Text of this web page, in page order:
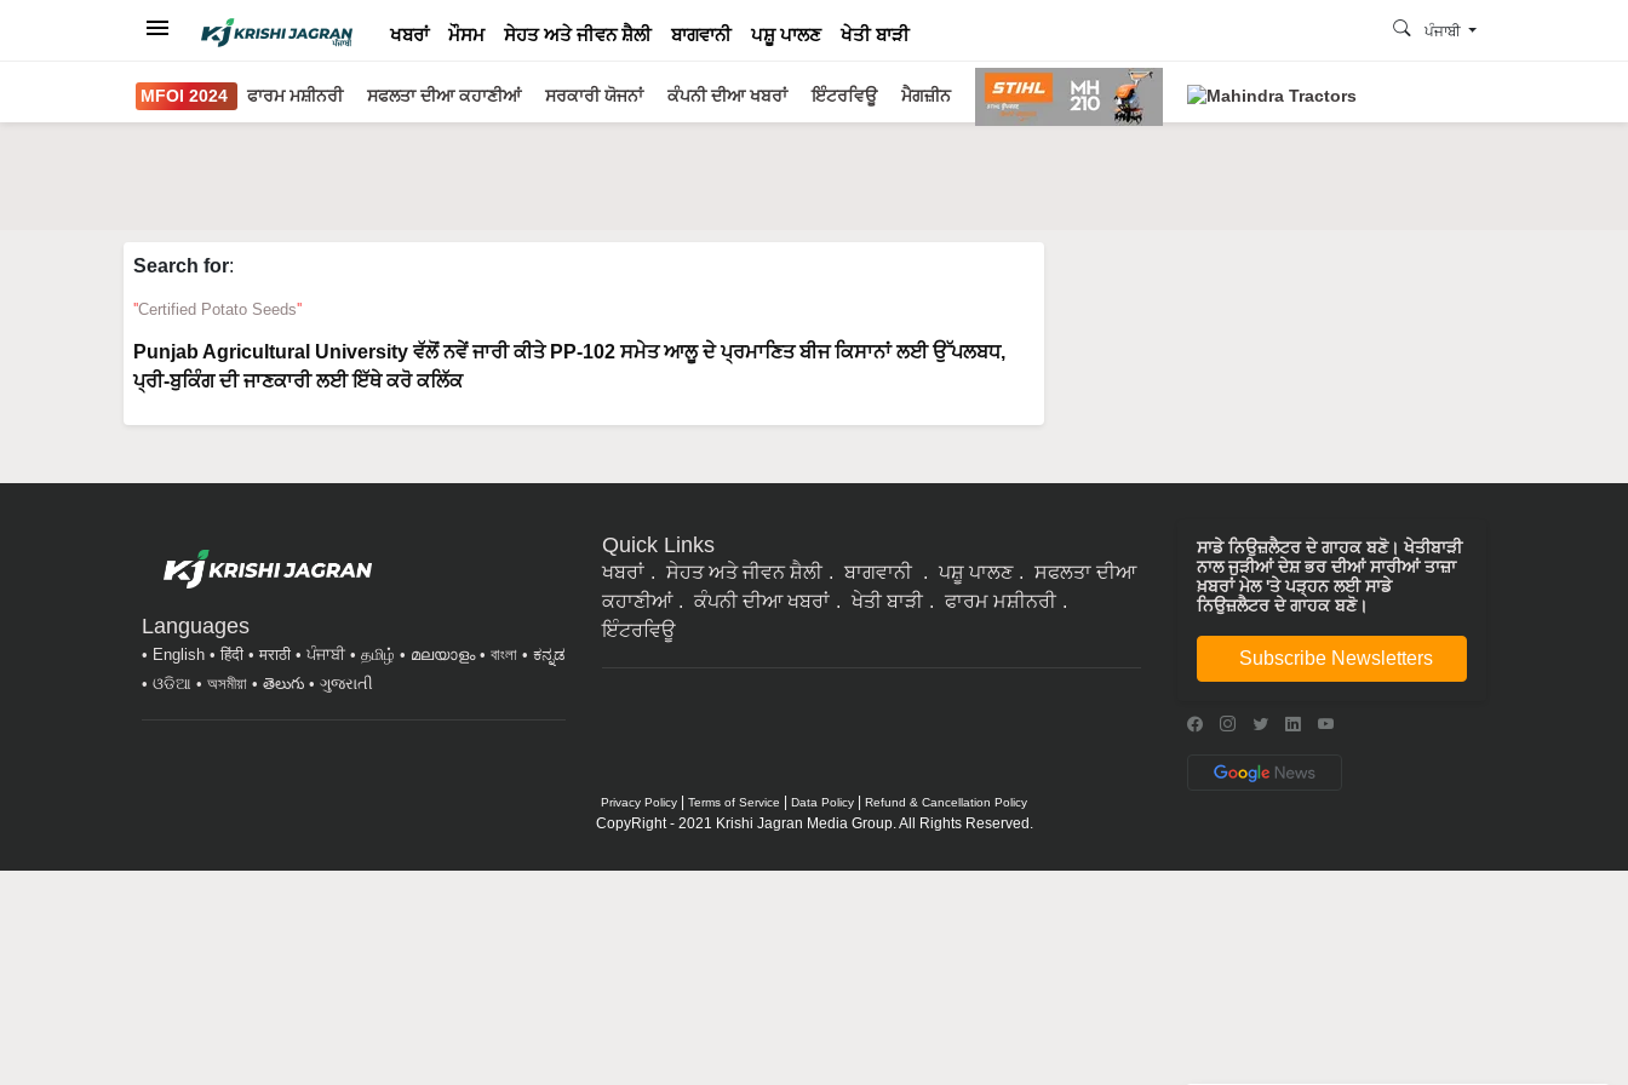
ਖਬਰਾਂ ਮੌਸਮ ਸੇਹਤ ਅਤੇ ਜੀਵਨ ਸ਼ੈਲੀ ਬਾਗਵਾਨੀ ਪਸ਼ੂ ਪਾਲਣ ਖੇਤੀ ਬਾੜੀ ਪੰਜਾਬੀ
MFOI 2024 ਫਾਰਮ ਮਸ਼ੀਨਰੀ ਸਫਲਤਾ ਦੀਆ ਕਹਾਣੀਆਂ ਸਰਕਾਰੀ ਯੋਜਨਾਂ ਕੰਪਨੀ ਦੀਆ ਖਬਰਾਂ ਇੰਟਰਵਿਊ ਮੈਗਜ਼ੀਨ
Search for:
Certified Potato Seeds
Punjab Agricultural University ਵੱਲੋਂ ਨਵੇਂ ਜਾਰੀ ਕੀਤੇ PP-102 ਸਮੇਤ ਆਲੂ ਦੇ ਪ੍ਰਮਾਣਿਤ ਬੀਜ ਕਿਸਾਨਾਂ ਲਈ ਉੱਪਲਬਧ,
ਪ੍ਰੀ-ਬੁਕਿੰਗ ਦੀ ਜਾਣਕਾਰੀ ਲਈ ਇੱਥੇ ਕਰੋ ਕਲਿੱਕ
Languages
English हिंदी मराठी ਪੰਜਾਬੀ தமிழ் മലയാളം বাংলা
ಕನ್ನಡ
ଓଡିଆ
অসমীয়া తెలుగు ગુજરાતી
Quick Links
ਖਬਰਾਂ ਸੇਹਤ ਅਤੇ ਜੀਵਨ ਸ਼ੈਲੀ ਬਾਗਵਾਨੀ ਪਸ਼ੂ ਪਾਲਣ
ਸਫਲਤਾ ਦੀਆ
ਕਹਾਣੀਆਂ
ਕੰਪਨੀ ਦੀਆ ਖਬਰਾਂ ਖੇਤੀ ਬਾੜੀ
ਫਾਰਮ ਮਸ਼ੀਨਰੀ
ਇੰਟਰਵਿਊ
ਸਾਡੇ ਨਿਉਜ਼ਲੈਟਰ ਦੇ ਗਾਹਕ ਬਣੋ। ਖੇਤੀਬਾੜੀ
ਨਾਲ ਜੁੜੀਆਂ ਦੇਸ਼ ਭਰ ਦੀਆਂ ਸਾਰੀਆਂ ਤਾਜ਼ਾ
ਖ਼ਬਰਾਂ ਮੇਲ 'ਤੇ ਪੜ੍ਹਨ ਲਈ ਸਾਡੇ
ਨਿਉਜ਼ਲੈਟਰ ਦੇ ਗਾਹਕ ਬਣੋ।
Subscribe Newsletters
Privacy Policy Terms of Service Data Policy Refund & Cancellation Policy
CopyRight - 2021 Krishi Jagran Media Group. All Rights Reserved.